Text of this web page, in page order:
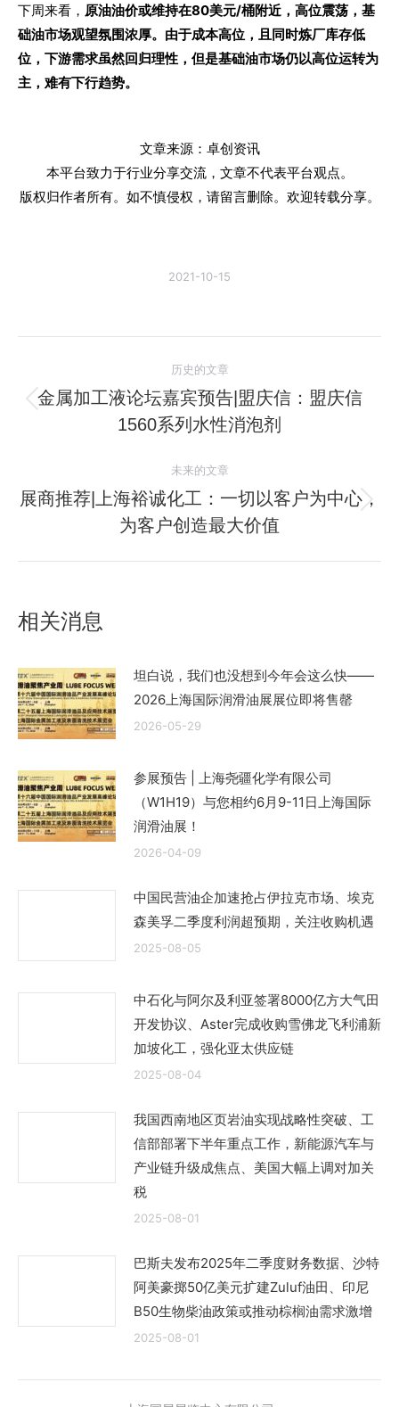
下周来看， 原油油价或维持在80美元/桶附近，高位震荡，基
础油市场观望氛围浓厚。由于成本高位，且同时炼厂库存低
位，下游需求虽然回归理性，但是基础油市场仍以高位运转为
主，难有下行趋势。
文章来源：卓创资讯
本平台致力于行业分享交流，文章不代表平台观点。
版权归作者所有。如不慎侵权，请留言删除。欢迎转载分享。
2021-10-15
章
历史的文章
历
史
章：
金属加工液论坛嘉宾预告|盟庆信：盟庆信
1560系列水性消泡剂
未来的文章
未
来
的
展商推荐|上海裕诚化工：一切以客户为中心，
为客户创造最大价值
相关消息
坦白说，我们也没想到今年会这么快——
2026上海国际润滑油展展位即将售罄
2026-05-29
参展预告 | 上海尧疆化学有限公司
（W1H19）与您相约6月9-11日上海国际
润滑油展！
2026-04-09
中国民营油企加速抢占伊拉克市场、埃克
森美孚二季度利润超预期，关注收购机遇
2025-08-05
中石化与阿尔及利亚签署8000亿方大气田
开发协议、Aster完成收购雪佛龙飞利浦新
加坡化工，强化亚太供应链
2025-08-04
我国西南地区页岩油实现战略性突破、工
信部部署下半年重点工作，新能源汽车与
产业链升级成焦点、美国大幅上调对加关
税
2025-08-01
巴斯夫发布2025年二季度财务数据、沙特
阿美豪掷50亿美元扩建Zuluf油田、印尼
B50生物柴油政策或推动棕榈油需求激增
2025-08-01